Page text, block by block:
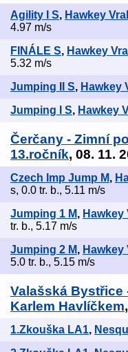
Agility I S, Hawkey
4.97 m/s
FINÁLE S, Hawkey
5.32 m/s
Jumping II S, Hawkey
Jumping I S, Hawkey
Čerčany - Zimní
13.ročník, 08. 11.
Czech Imp Jump M,
s, 0.0 tr. b., 5.11 m/s
Jumping 1 M,
tr. b., 5.17 m/s
Jumping 2 M,
5.0 tr. b., 5.15 m/s
Valašská Bystřice
Karlem Havlíčkem
1.Zkouška LA1,